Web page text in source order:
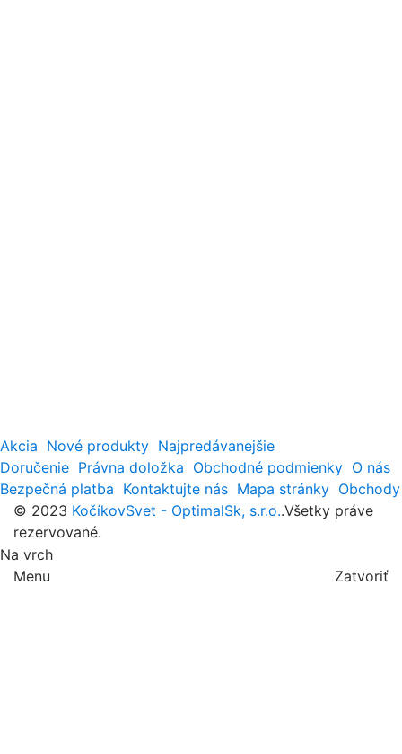
Akcia Nové produkty Najpredávanejšie
Doručenie Právna doložka Obchodné podmienky O nás
Bezpečná platba Kontaktujte nás Mapa stránky Obchody
© 2023 KočíkovSvet - OptimalSk, s.r.o..Všetky práve
rezervované.
Na vrch
Menu
Zatvoriť